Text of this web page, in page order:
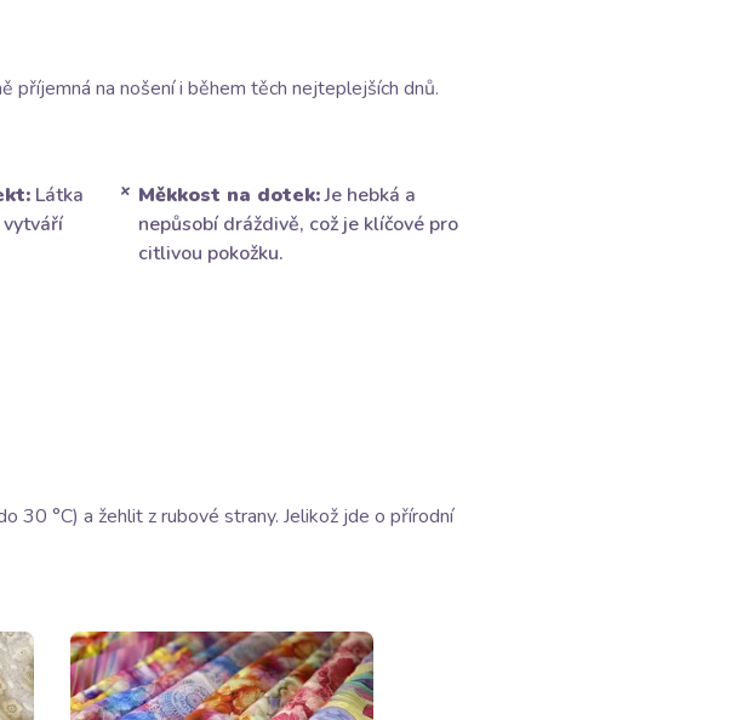
příjemná na nošení i během těch nejteplejších dnů.
Látka
vytváří
Měkkost na dotek:Je hebká a
nepůsobí dráždivě, což je klíčové pro
citlivou pokožku.
30 °C) a žehlit z rubové strany. Jelikož jde o přírodní